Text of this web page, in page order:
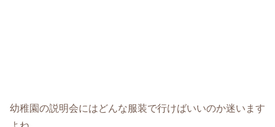
幼稚園の説明会にはどんな服装で行けばいいのか迷います